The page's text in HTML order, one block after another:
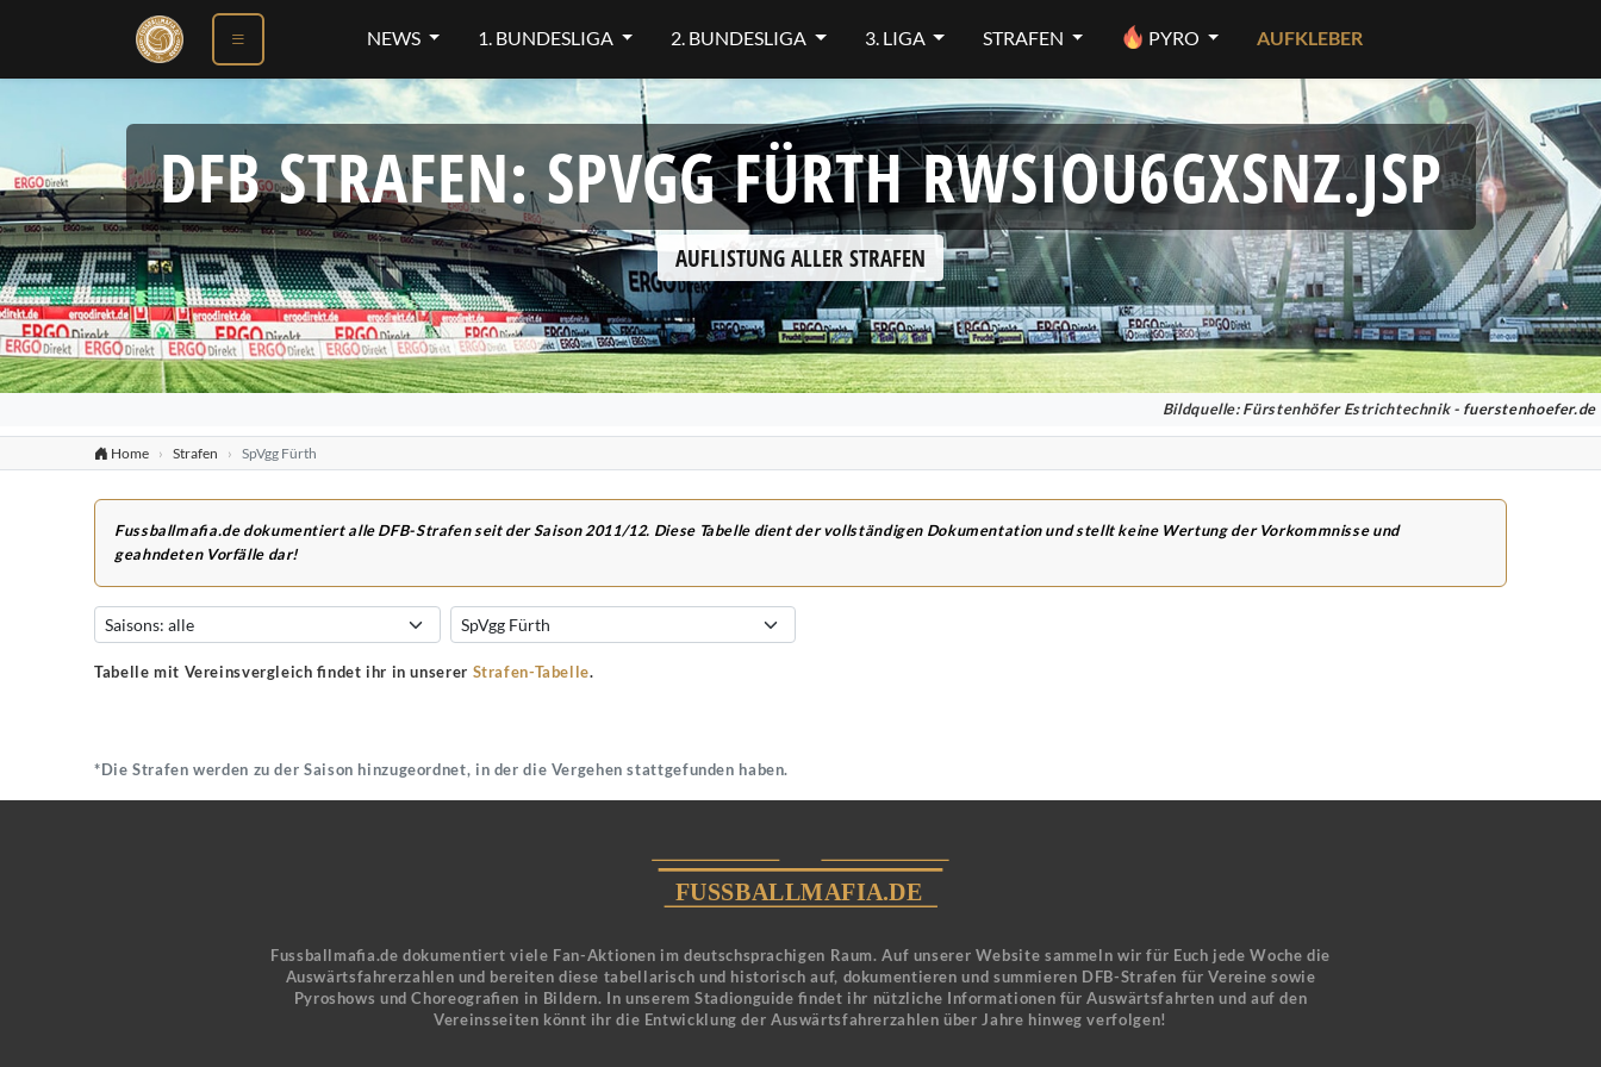
NEWS 1. BUNDESLIGA 2. BUNDESLIGA 3. LIGA STRAFEN PYRO AUFKLEBER
DFB STRAFEN: SPVGG FÜRTH RWSIOU6GXSNZ.JSP
AUFLISTUNG ALLER STRAFEN
Bildquelle: Fürstenhöfer Estrichtechnik - fuerstenhoefer.de
Home Strafen SpVgg Fürth
Fussballmafia.de dokumentiert alle DFB-Strafen seit der Saison 2011/12. Diese Tabelle dient der vollständigen Dokumentation und stellt keine Wertung der Vorkommnisse und
geahndeten Vorfälle dar!
Tabelle mit Vereinsvergleich findet ihr in unserer Strafen-Tabelle.
*Die Strafen werden zu der Saison hinzugeordnet, in der die Vergehen stattgefunden haben.
Fussballmafia.de dokumentiert viele Fan-Aktionen im deutschsprachigen Raum. Auf unserer Website sammeln wir für Euch jede Woche die
Auswärtsfahrerzahlen und bereiten diese tabellarisch und historisch auf, dokumentieren und summieren DFB-Strafen für Vereine sowie
Pyroshows und Choreografien in Bildern. In unserem Stadionguide findet ihr nützliche Informationen für Auswärtsfahrten und auf den
Vereinsseiten könnt ihr die Entwicklung der Auswärtsfahrerzahlen über Jahre hinweg verfolgen!